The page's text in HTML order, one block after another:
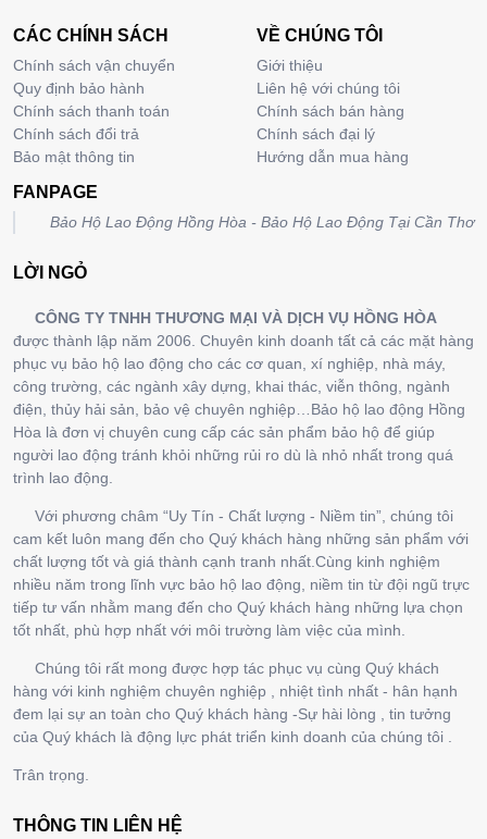
CÁC CHÍNH SÁCH
Chính sách vận chuyển
Quy định bảo hành
Chính sách thanh toán
Chính sách đổi trả
Bảo mật thông tin
VỀ CHÚNG TÔI
Giới thiệu
Liên hệ với chúng tôi
Chính sách bán hàng
Chính sách đại lý
Hướng dẫn mua hàng
FANPAGE
Bảo Hộ Lao Động Hồng Hòa - Bảo Hộ Lao Động Tại Cần Thơ
LỜI NGỎ
CÔNG TY TNHH THƯƠNG MẠI VÀ DỊCH VỤ HỒNG HÒA
được thành lập năm 2006. Chuyên kinh doanh tất cả các mặt hàng
phục vụ bảo hộ lao động cho các cơ quan, xí nghiệp, nhà máy,
công trường, các ngành xây dựng, khai thác, viễn thông, ngành
điện, thủy hải sản, bảo vệ chuyên nghiệp…Bảo hộ lao động Hồng
Hòa là đơn vị chuyên cung cấp các sản phẩm bảo hộ để giúp
người lao động tránh khỏi những rủi ro dù là nhỏ nhất trong quá
trình lao động.
Với phương châm “Uy Tín - Chất lượng - Niềm tin”, chúng tôi
cam kết luôn mang đến cho Quý khách hàng những sản phẩm với
chất lượng tốt và giá thành cạnh tranh nhất.Cùng kinh nghiệm
nhiều năm trong lĩnh vực bảo hộ lao động, niềm tin từ đội ngũ trực
tiếp tư vấn nhằm mang đến cho Quý khách hàng những lựa chọn
tốt nhất, phù hợp nhất với môi trường làm việc của mình.
Chúng tôi rất mong được hợp tác phục vụ cùng Quý khách
hàng với kinh nghiệm chuyên nghiệp , nhiệt tình nhất - hân hạnh
đem lại sự an toàn cho Quý khách hàng -Sự hài lòng , tin tưởng
của Quý khách là động lực phát triển kinh doanh của chúng tôi .
Trân trọng.
THÔNG TIN LIÊN HỆ